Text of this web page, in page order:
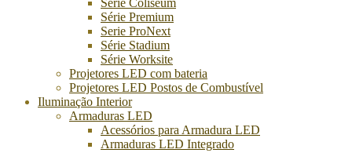
Série Coliseum
Série Premium
Serie ProNext
Série Stadium
Série Worksite
Projetores LED com bateria
Projetores LED Postos de Combustível
Iluminação Interior
Armaduras LED
Acessórios para Armadura LED
Armaduras LED Integrado